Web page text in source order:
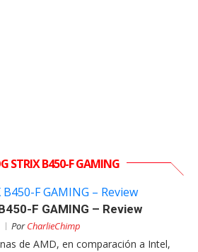
STRIX B450-F GAMING
F GAMING – Review
PorCharlieChimp
de AMD, en comparación a Intel,